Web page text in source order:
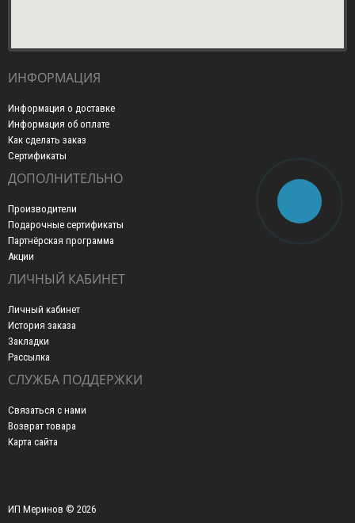
ИНФОРМАЦИЯ
Информация о доставке
Информация об оплате
Как сделать заказ
Сертификаты
ДОПОЛНИТЕЛЬНО
Производители
Подарочные сертификаты
Партнёрская программа
Акции
ЛИЧНЫЙ КАБИНЕТ
Личный кабинет
История заказа
Закладки
Рассылка
СЛУЖБА ПОДДЕРЖКИ
Связаться с нами
Возврат товара
Карта сайта
ИП Меринов © 2026